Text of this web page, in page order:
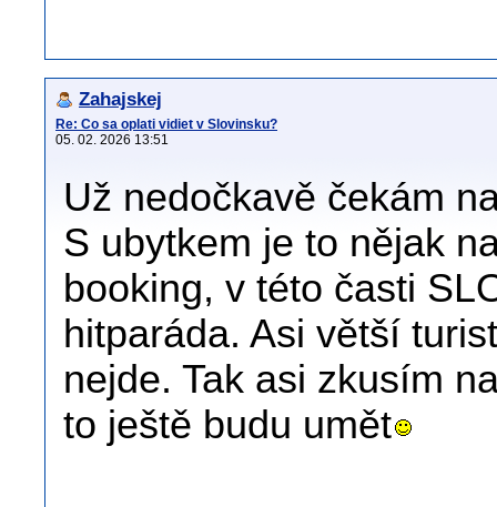
Zahajskej
Re: Co sa oplati vidiet v Slovinsku?
05. 02. 2026 13:51
Už nedočkavě čekám
S ubytkem je to nějak
booking, v této časti
hitparáda. Asi větší
nejde. Tak asi zkusím
to ještě budu umět